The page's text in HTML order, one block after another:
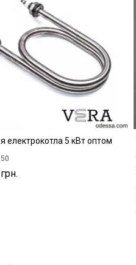
електрокотла 5 кВт оптом